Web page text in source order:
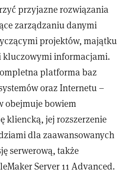
przyjazne rozwiązania
zarządzaniu danymi
projektów, majątku
informacjami.
platforma baz
oraz Internetu –
obejmuje bowiem
kliencką, jej rozszerzenie
dla zaawansowanych
serwerową, także
Server 11 Advanced.